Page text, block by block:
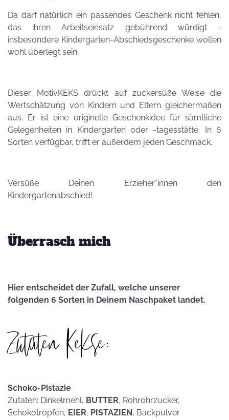
Da darf natürlich ein passendes Geschenk nicht fehlen,
das ihren Arbeitseinsatz gebührend würdigt -
insbesondere Kindergarten-Abschiedsgeschenke wollen
wohl überlegt sein.
Dieser MotivKEKS drückt auf zuckersüße Weise die
Wertschätzung von Kindern und Eltern gleichermaßen
aus. Er ist eine originelle Geschenkidee für sämtliche
Gelegenheiten in Kindergarten oder -tagesstätte. In 6
Sorten verfügbar, trifft er außerdem jeden Geschmack.
Versüße Deinen Erzieher*innen den
Kindergartenabschied!
Überrasch mich
Hier entscheidet der Zufall, welche unserer
folgenden 6 Sorten in Deinem Naschpaket landet.
Zutaten Kekse:
Schoko-Pistazie
Zutaten: Dinkelmehl, BUTTER, Rohrohrzucker,
Schokotropfen, EIER, PISTAZIEN, Backpulver